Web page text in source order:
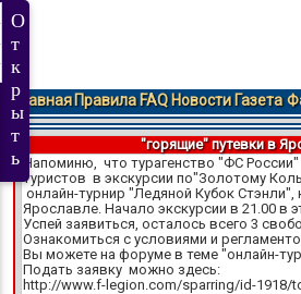
Главная Правила FAQ Новости Газета
"горящие" путевки в
Напоминю, что турагенство "ФС
туристов в экскурсии по"Золотому
онлайн-турнир "Ледяной Кубок
Ярославле. Начало экскурсии в 21.00 в
Успей заявиться, осталось всего 3
Ознакомиться с условиями и
Вы можете на форуме в теме "онлайн-
Подать заявку можно здесь:
http://www.f-legion.com/sparring/id-1918/